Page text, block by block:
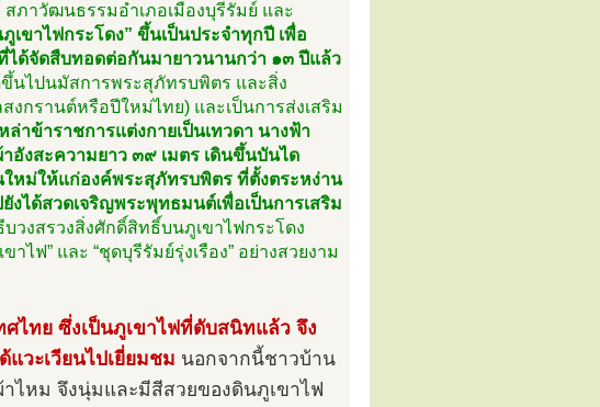
ภาวัฒนธรรมอำเภอเมืองบุรีรัมย์ และ
ขาไฟกระโดง” ขึ้นเป็นประจำทุกปี เพื่อ
ด้จัดสืบทอดต่อกันมายาวนานกว่า ๑๓ ปีแล้ว
นไปนมัสการพระสุภัทรบพิตร และสิ่ง
กรานต์หรือปีใหม่ไทย) และเป็นการส่งเสริม
ล่าข้าราชการแต่งกายเป็นเทวดา นางฟ้า
งสะความยาว ๓๙ เมตร เดินขึ้นบันได
หม่ให้แก่องค์พระสุภัทรบพิตร ที่ตั้งตระหง่าน
ได้สวดเจริญพระพุทธมนต์เพื่อเป็นการเสริม
วงสรวงสิ่งศักดิ์สิทธิ์บนภูเขาไฟกระโดง
ฟ” และ “ชุดบุรีรัมย์รุ่งเรือง” อย่างสวยงาม
ไทย ซึ่งเป็นภูเขาไฟที่ดับสนิทแล้ว จึง
วะเวียนไปเยี่ยมชม นอกจากนี้ชาวบ้าน
ไหม จึงนุ่มและมีสีสวยของดินภูเขาไฟ